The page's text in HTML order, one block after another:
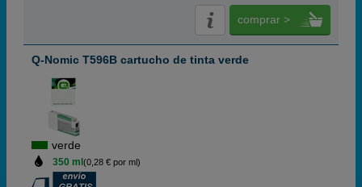
comprar >
Q-Nomic T596B cartucho de tinta verde
verde
350 ml (0,28 € por ml)